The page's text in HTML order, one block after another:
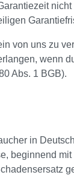
von uns zu
wenn
Abs. 1 BGB).
in
beginnend